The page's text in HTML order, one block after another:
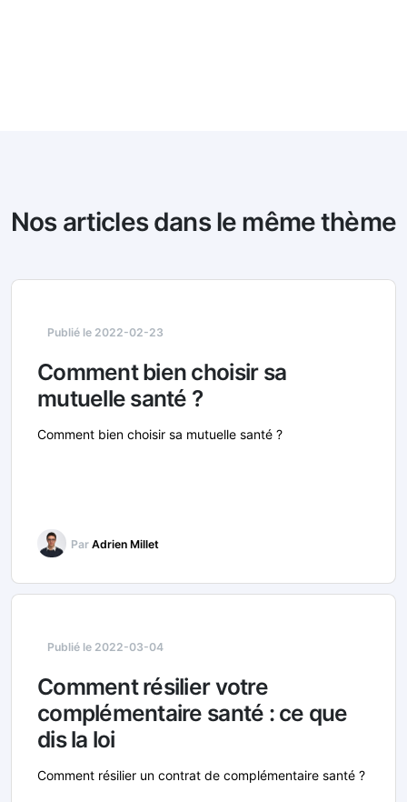
Nos articles dans le même thème
Publié le 2022-02-23
Comment bien choisir sa
mutuelle santé ?
Comment bien choisir sa mutuelle santé ?
Par Adrien Millet
Publié le 2022-03-04
Comment résilier votre
complémentaire santé : ce que
dis la loi
Comment résilier un contrat de complémentaire santé ?